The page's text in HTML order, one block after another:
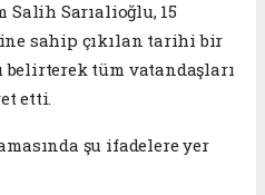
Salih Sarıalioğlu, 15
sahip çıkılan tarihi bir
tüm vatandaşları
etti.
şu ifadelere yer